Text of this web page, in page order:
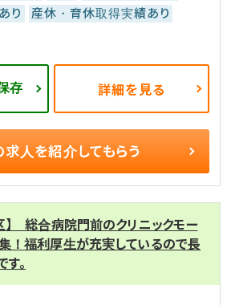
り
産休・育休取得実績あり
存 詳細を見る
求人を紹介してもらう
】 総合病院門前のクリニックモー
！福利厚生が充実しているので長
。